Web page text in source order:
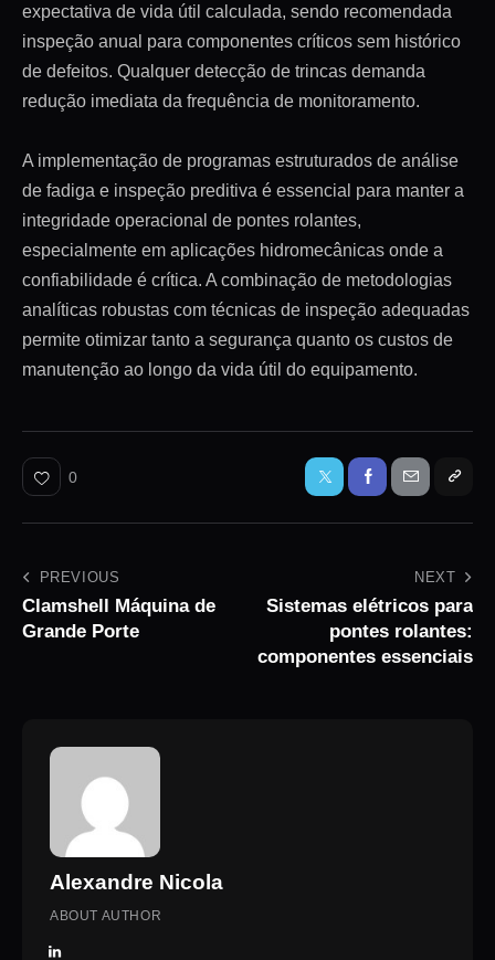
expectativa de vida útil calculada, sendo recomendada
inspeção anual para componentes críticos sem histórico
de defeitos. Qualquer detecção de trincas demanda
redução imediata da frequência de monitoramento.
A implementação de programas estruturados de análise
de fadiga e inspeção preditiva é essencial para manter a
integridade operacional de pontes rolantes,
especialmente em aplicações hidromecânicas onde a
confiabilidade é crítica. A combinação de metodologias
analíticas robustas com técnicas de inspeção adequadas
permite otimizar tanto a segurança quanto os custos de
manutenção ao longo da vida útil do equipamento.
0
PREVIOUS
Clamshell Máquina de
Grande Porte
NEXT
Sistemas elétricos para
pontes rolantes:
componentes essenciais
Alexandre Nicola
ABOUT AUTHOR